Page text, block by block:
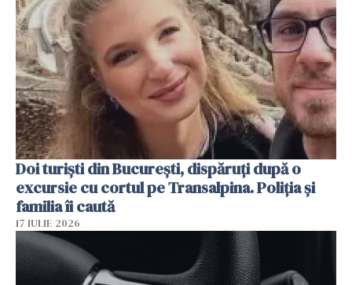
Doi turiști din București, dispăruți după o
excursie cu cortul pe Transalpina. Poliția și
familia îi caută
17 IULIE 2026